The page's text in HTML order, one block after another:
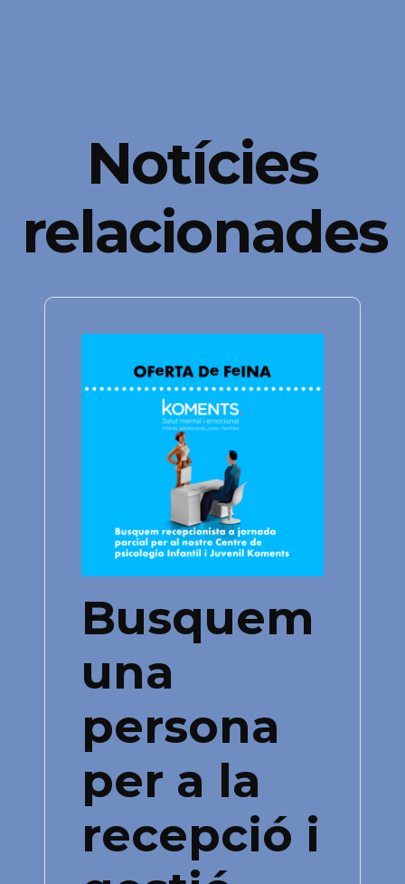
Notícies
relacionades
Busquem
una
persona
per a la
recepció i